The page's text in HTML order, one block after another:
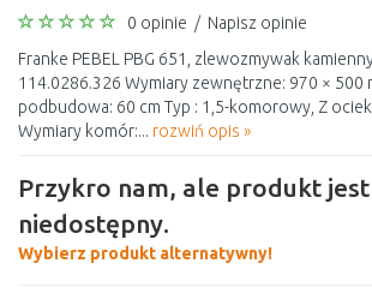
0 opinie / Napisz opinie
Franke PEBEL PBG 651, zlewozmywak
114.0286.326 Wymiary zewnętrzne: 970 × 500
podbudowa: 60 cm Typ : 1,5-komorowy, Z
Wymiary komór:... rozwiń opis »
Przykro nam, ale produkt jest
niedostępny.
Wybierz produkt alternatywny!